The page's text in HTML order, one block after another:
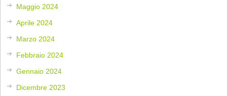
Maggio 2024
Aprile 2024
Marzo 2024
Febbraio 2024
Gennaio 2024
Dicembre 2023